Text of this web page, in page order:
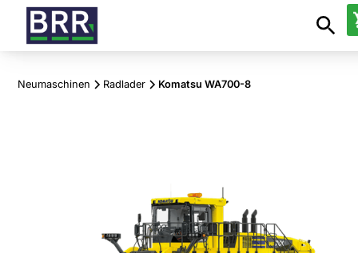
Neumaschinen Radlader Komatsu WA700-8